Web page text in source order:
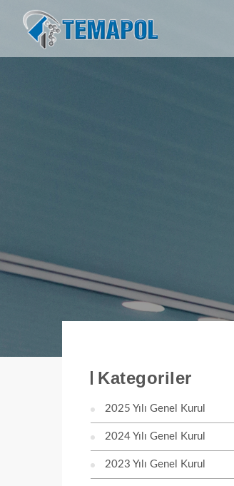
Kategoriler
2025 Yılı Genel Kurul
2024 Yılı Genel Kurul
2023 Yılı Genel Kurul